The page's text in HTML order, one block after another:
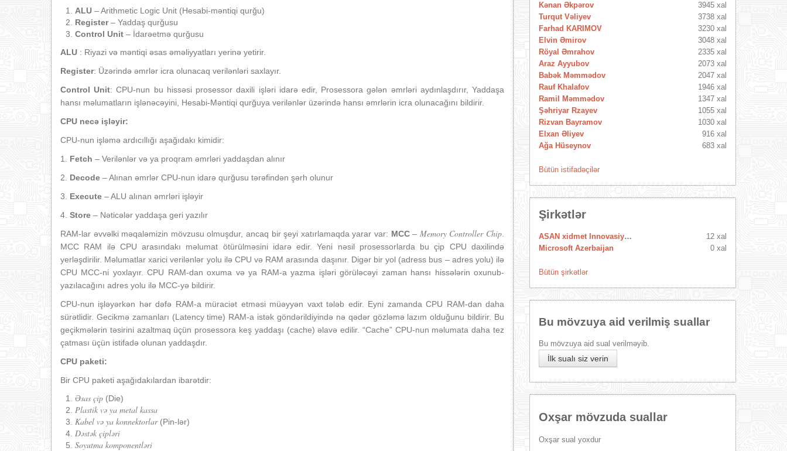
ALU – Arithmetic Logic Unit (Hesabi-məntiqi qurğu)
Register– Yaddaş qurğusu
Control Unit – İdarəetmə qurğusu
ALU : Riyazi və məntiqi əsas əməliyyatları yerinə yetirir.
Register: Üzərində əmrlər icra olunacaq verilənləri saxlayır.
Control Unit: CPU-nun bu hissəsi prosessor daxili işləri idarə edir, Prosessora gələn əmrləri aydınlaşdırır, Yaddaşa
hansı məlumatların işlənəcəyini, Hesabi-Məntiqi qurğuya verilənlər üzərində hansı əmrlərin icra olunacağını bildirir.
CPU necə işləyir:
CPU-nun işləmə ardıcıllığı aşağıdakı kimidir:
1.
Fetch – Verilənlər və ya proqram əmrləri yaddaşdan alınır
2. Decode – Alınan əmrlər CPU-nun idarə qurğusu tərəfindən şərh olunur
3. Execute – ALU alınan əmrləri işləyir
4. Store – Nəticələr yaddaşa geri yazılır
RAM-lar əvvəlki məqaləmizin mövzusu olmuşdur, ancaq bir şeyi xatırlamaqda yarar var: MCC– Memory Controller Chip
MCC RAM ilə CPU arasındakı məlumat ötürülməsini idarə edir. Yeni nəsil prosessorlarda bu çip CPU daxilində
yerləşdirilir. Məlumatlar xarici verilənlər yolu ilə CPU və RAM arasında daşınır. Digər bir yol (adress bus – adres yolu) ilə
CPU MCC-ni yoxlayır. CPU RAM-dan oxuma və ya RAM-a yazma işləri görüləcəyi zaman hansı hissələrin oxunub-
yazılacağını adres yolu ilə MCC-yə bildirir.
CPU-nun işləyərkən hər dəfə RAM-a müraciət etməsi müəyyən vaxt tələb edir. Eyni zamanda CPU RAM-dan daha
sürətlidir. Gecikmə zamanları (Latency time) RAM-a istək göndərildiyində nə qədər gözləmə lazım olduğunu bildirir. Bu
geçikmələrin təsirini azaltmaq üçün prosessora keş yaddaşı (cache) əlavə edilir. “Cache” CPU-nun məlumata daha tez
çatması üçün istifadə olunan yaddaşdır.
CPU paketi:
Bir CPU paketi aşağıdakılardan ibarətdir:
Əsas çip (Die)
Plastik və ya metal kassa
Kabel və ya konnektorlar(Pin-lər)
Dəstək çipləri
Soyutma komponentləri
Kənan Əkpərov
3945 xal
Turqut Vəliyev
3738 xal
Farhad KARIMOV
3230 xal
Elvin Əmirov
3048 xal
Röyal Əmrahov
2335 xal
Araz Ayyubov
2073 xal
Babək Məmmədov
2047 xal
Rauf Khalafov
1946 xal
Ramil Məmmədov
1347 xal
Şəhriyar Rzayev
1055 xal
Rizvan Bayramov
1030 xal
Elxan Əliyev
916 xal
Ağa Hüseynov
683 xal
Bütün istifadəçilər
Şirkətlər
ASAN xidmet Innovasiya Mərkəzi
12 xal
Microsoft Azerbaijan
0 xal
Bütün şirkətlər
Bu mövzuya aid verilmiş suallar
Bu mövzuya aid sual verilməyib.
İlk sualı siz verin
Oxşar mövzuda suallar
Oxşar sual yoxdur